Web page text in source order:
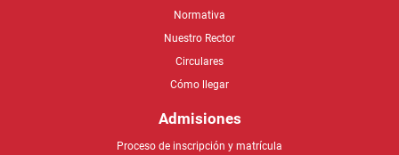
Normativa
Nuestro Rector
Circulares
Cómo llegar
Admisiones
Proceso de inscripción y matrícula